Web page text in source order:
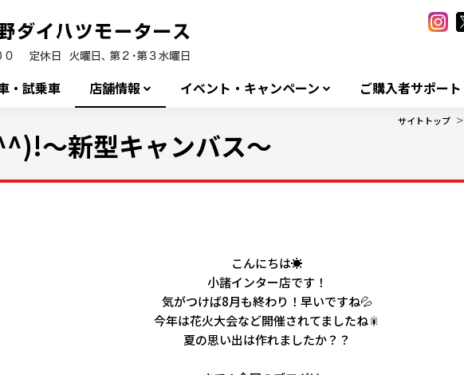
・試乗車 店舗情報 イベント・キャンペーン ご購入者サポート
サイトトップ >
～新型キャンバス～
こんにちは☀
小諸インター店です！
気がつけば8月も終わり！早いですね💦
今年は花火大会など開催されてましたね🎇
夏の思い出は作れましたか？？